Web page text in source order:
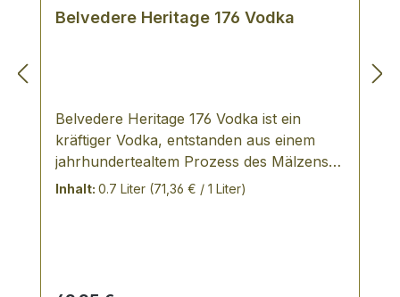
Belvedere Heritage 176 Vodka
Belvedere Heritage 176 Vodka ist ein
kräftiger Vodka, entstanden aus einem
jahrhundertealtem Prozess des Mälzens,
der intensive Roggenaromen zum
Piment leicht würziger Anklang Über
Inhalt: 0.7 Liter (71,36 € / 1 Liter)